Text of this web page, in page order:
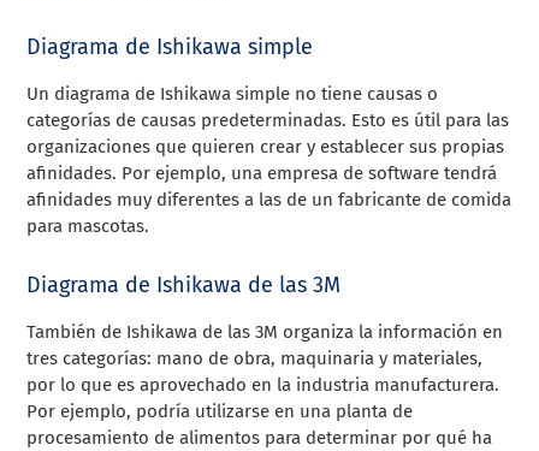
Diagrama de Ishikawa simple
Un diagrama de Ishikawa simple no tiene causas o
categorías de causas predeterminadas. Esto es útil para las
organizaciones que quieren crear y establecer sus propias
afinidades. Por ejemplo, una empresa de software tendrá
afinidades muy diferentes a las de un fabricante de comida
para mascotas.
Diagrama de Ishikawa de las 3M
También de Ishikawa de las 3M organiza la información en
tres categorías: mano de obra, maquinaria y materiales,
por lo que es aprovechado en la industria manufacturera.
Por ejemplo, podría utilizarse en una planta de
procesamiento de alimentos para determinar por qué ha